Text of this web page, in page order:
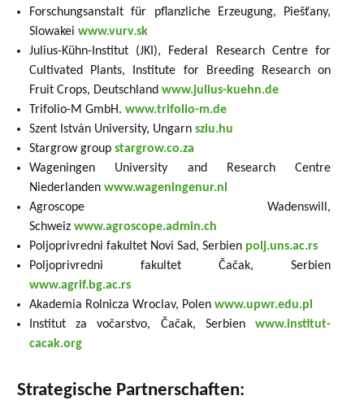
Forschungsanstalt für pflanzliche Erzeugung, Piešťany,
Slowakeiwww.vurv.sk
Julius-Kühn-Institut (JKI), Federal Research Centre for
Cultivated Plants, Institute for Breeding Research on
Fruit Crops, Deutschlandwww.julius-kuehn.de
Trifolio-M GmbH.www.trifolio-m.de
Szent István University, Ungarnsziu.hu
Stargrow groupstargrow.co.za
Wageningen University and Research Centre
Niederlandenwww.wageningenur.nl
Agroscope Wadenswill,
Schweizwww.agroscope.admin.ch
Poljoprivredni fakultet Novi Sad, Serbien polj.uns.ac.rs
Poljoprivredni fakultet Čačak, Serbien
www.agrif.bg.ac.rs
Akademia Rolnicza Wroclav, Polenwww.upwr.edu.pl
Institut za vočarstvo, Čačak, Serbien www.institut-
cacak.org
Strategische Partnerschaften: